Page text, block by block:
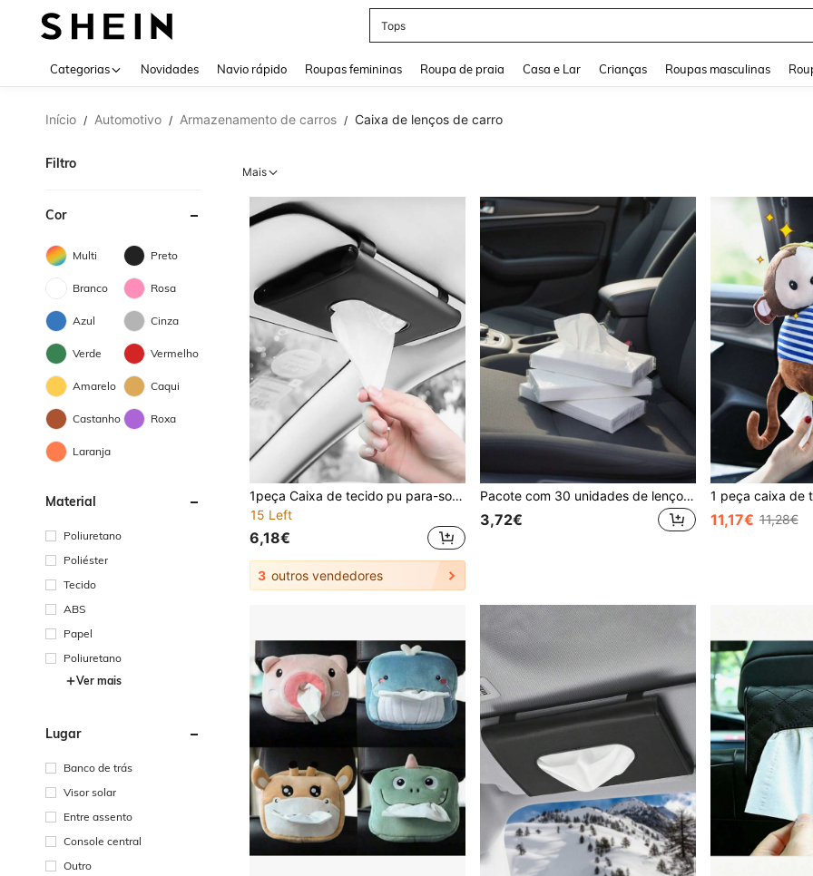
Tops
Categorias Novidades Navio rápido Roupas femininas Roupa de praia Casa e Lar Crianças Roupas masculinas
Início / Automotivo / Armazenamento de carros / Caixa de lenços de carro
Filtro
Cor
Multi Preto
Branco Rosa
Azul Cinza
Verde Vermelho
Amarelo Caqui
Castanho Roxa
Laranja
Material
Poliuretano
Poliéster
Tecido
ABS
Papel
Poliuretano
Ver mais
Lugar
Banco de trás
Visor solar
Entre assento
Console central
Outro
Mais
1peça Caixa de tecido pu para-sol do carro
15 Left
6,18€
3 outros vendedores
Pacote com 30 unidades de lenços de papel para carro (novo modelo 2026). Macios e portáteis, são essenciais para a higiene do veículo, limpeza do motorista, alta absorção e limpeza interna. Práticos lenços de papel para carro.
3,72€ 11,17€ 11,28€